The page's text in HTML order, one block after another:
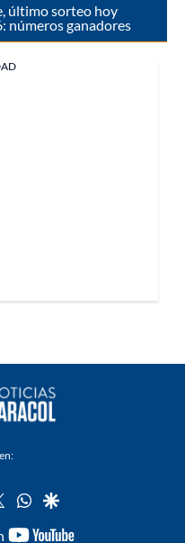
último sorteo hoy
números ganadores
twitterwhatsapp
google
youtube-